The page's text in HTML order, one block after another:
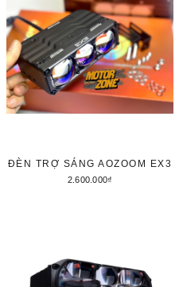
ĐÈN TRỢ SÁNG AOZOOM EX3
2.600.000₫